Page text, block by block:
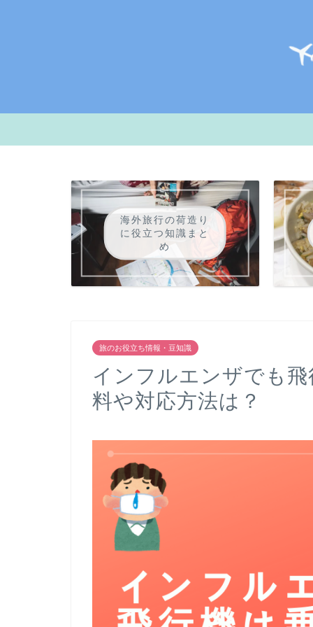
海外旅行の荷造り
に役立つ知識まと
め
旅のお役立ち情報・豆知識
インフルエンザでも
料や対応方法は？